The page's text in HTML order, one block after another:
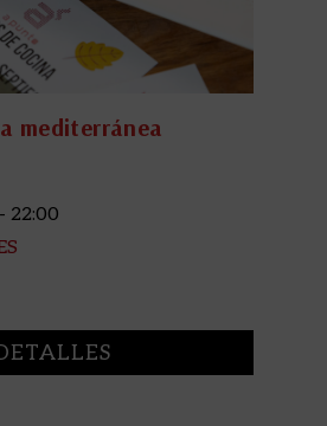
mediterránea
22:00